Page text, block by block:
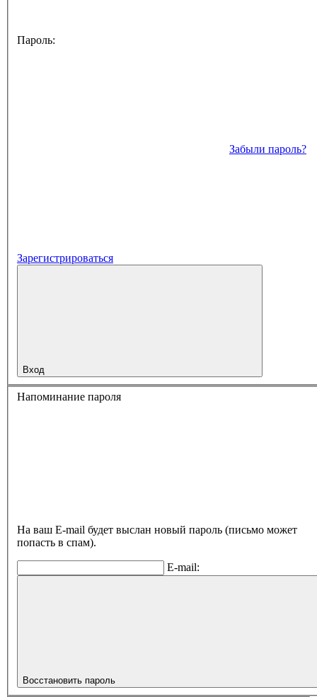
Пароль:
Забыли пароль?
Зарегистрироваться
Вход
Напоминание пароля
На ваш E-mail будет выслан новый пароль (письмо может
попасть в спам).
E-mail:
Восстановить пароль